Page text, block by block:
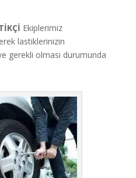
Ekiplerimiz
lastiklerinizin
gerekli olması durumunda